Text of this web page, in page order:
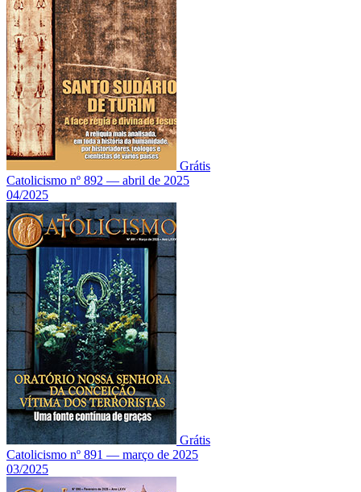
Grátis
Catolicismo nº 892 — abril de 2025
04/2025
Grátis
Catolicismo nº 891 — março de 2025
03/2025